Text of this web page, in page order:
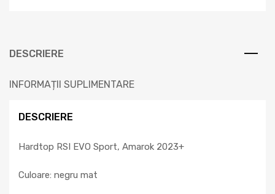
DESCRIERE
INFORMAȚII SUPLIMENTARE
DESCRIERE
Hardtop RSI EVO Sport, Amarok 2023+
Culoare: negru mat